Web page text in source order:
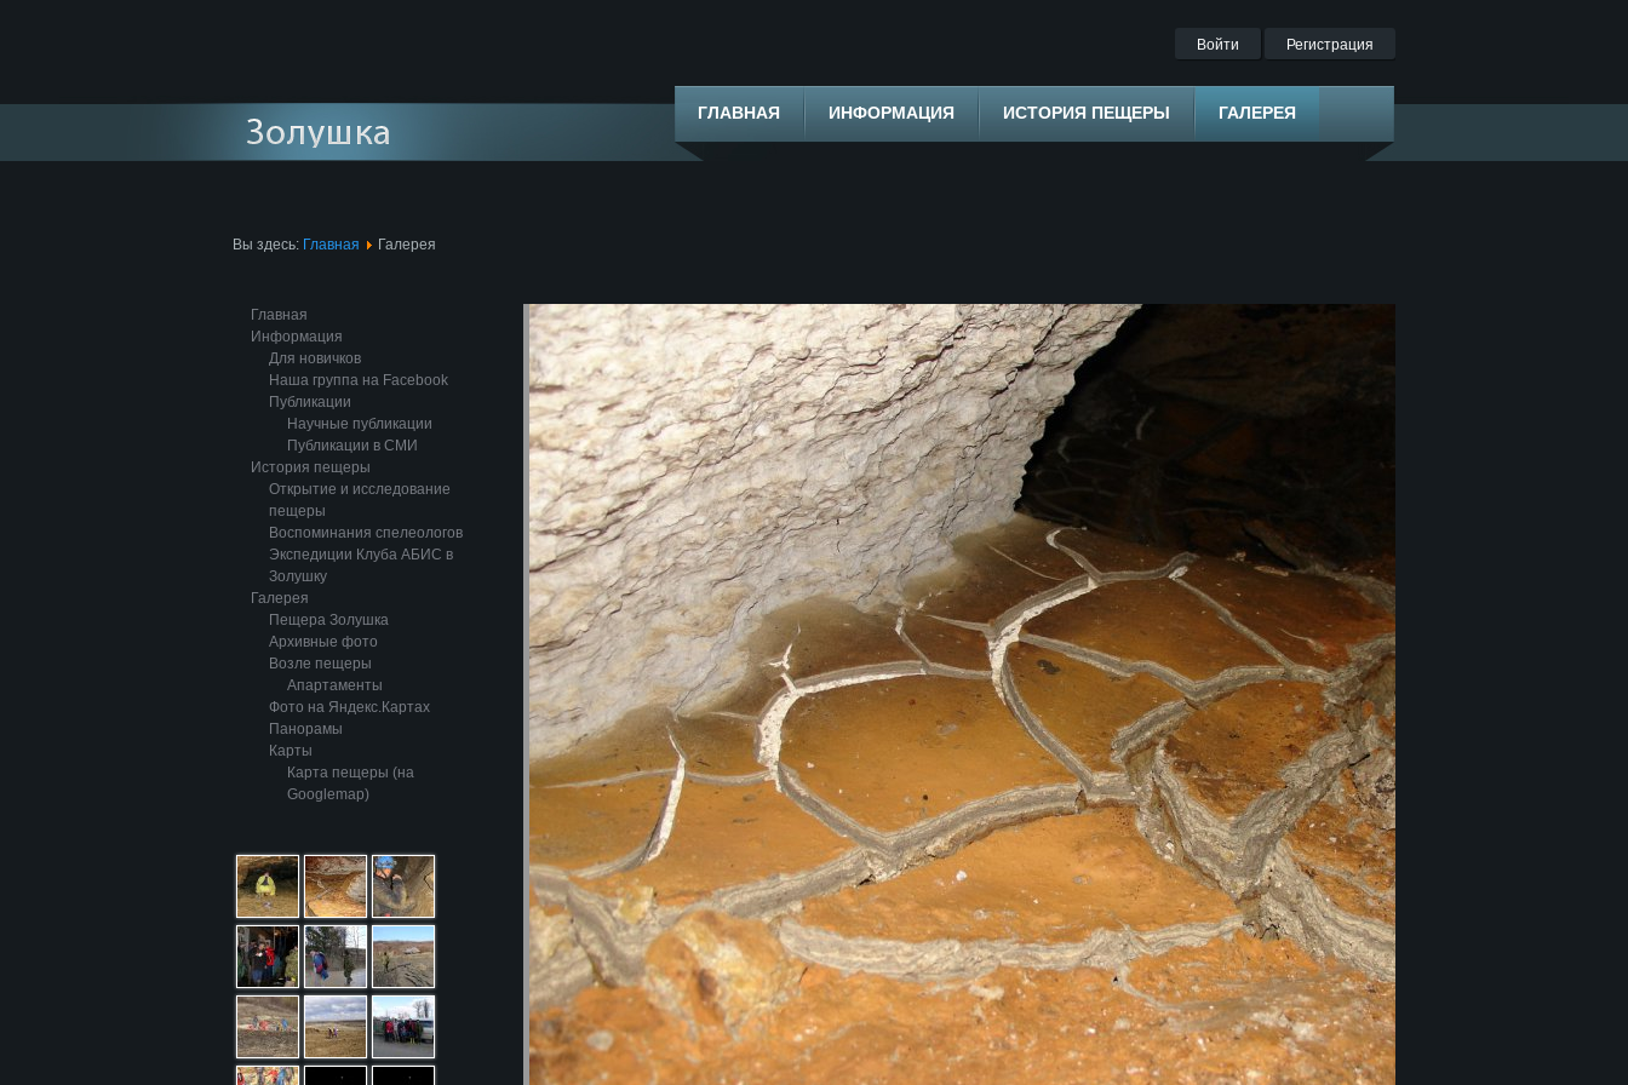
Войти Регистрация
ГЛАВНАЯ ИНФОРМАЦИЯ ИСТОРИЯ ПЕЩЕРЫ ГАЛЕРЕЯ
Вы здесь: Главная Галерея
Главная
Информация
Для новичков
Наша группа на Facebook
Публикации
Научные публикации
Публикации в СМИ
История пещеры
Открытие и исследование
пещеры
Воспоминания спелеологов
Экспедиции Клуба АБИС в
Золушку
Галерея
Пещера Золушка
Архивные фото
Возле пещеры
Апартаменты
Фото на Яндекс.Картах
Панорамы
Карты
Карта пещеры (на
Googlemap)